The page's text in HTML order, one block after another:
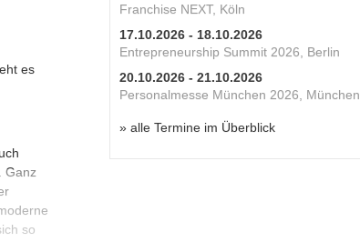
Franchise NEXT, Köln
17.10.2026 - 18.10.2026
Entrepreneurship Summit 2026, Berlin
20.10.2026 - 21.10.2026
Personalmesse München 2026, München
» alle Termine im Überblick
es
Ganz
so